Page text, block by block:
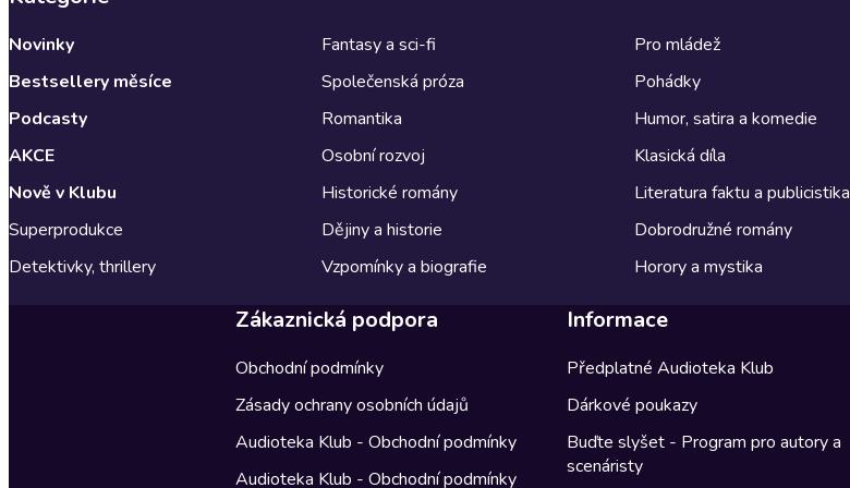
Novinky
Bestsellery měsíce
Podcasty
AKCE
Nově v Klubu
Superprodukce
Detektivky, thrillery
Fantasy a sci-fi
Společenská próza
Romantika
Osobní rozvoj
Historické romány
Dějiny a historie
Vzpomínky a biografie
Pro mládež
Pohádky
Humor, satira a komedie
Klasická díla
Literatura faktu a publicistika
Dobrodružné romány
Horory a mystika
Zákaznická podpora
Obchodní podmínky
Zásady ochrany osobních údajů
Audioteka Klub - Obchodní podmínky
Audioteka Klub - Obchodní podmínky
Informace
Předplatné Audioteka Klub
Dárkové poukazy
Buďte slyšet - Program pro autory a
scenáristy